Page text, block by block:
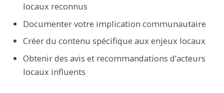
locaux reconnus
Documenter votre implication communautaire
Créer du contenu spécifique aux enjeux locaux
Obtenir des avis et recommandations d’acteurs
locaux influents